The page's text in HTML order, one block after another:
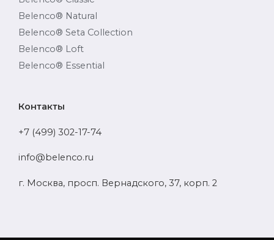
Belenco® Natural
Belenco® Seta Collection
Belenco® Loft
Belenco® Essential
Контакты
+7 (499) 302-17-74
info@belenco.ru
г. Москва, просп. Вернадского, 37, корп. 2